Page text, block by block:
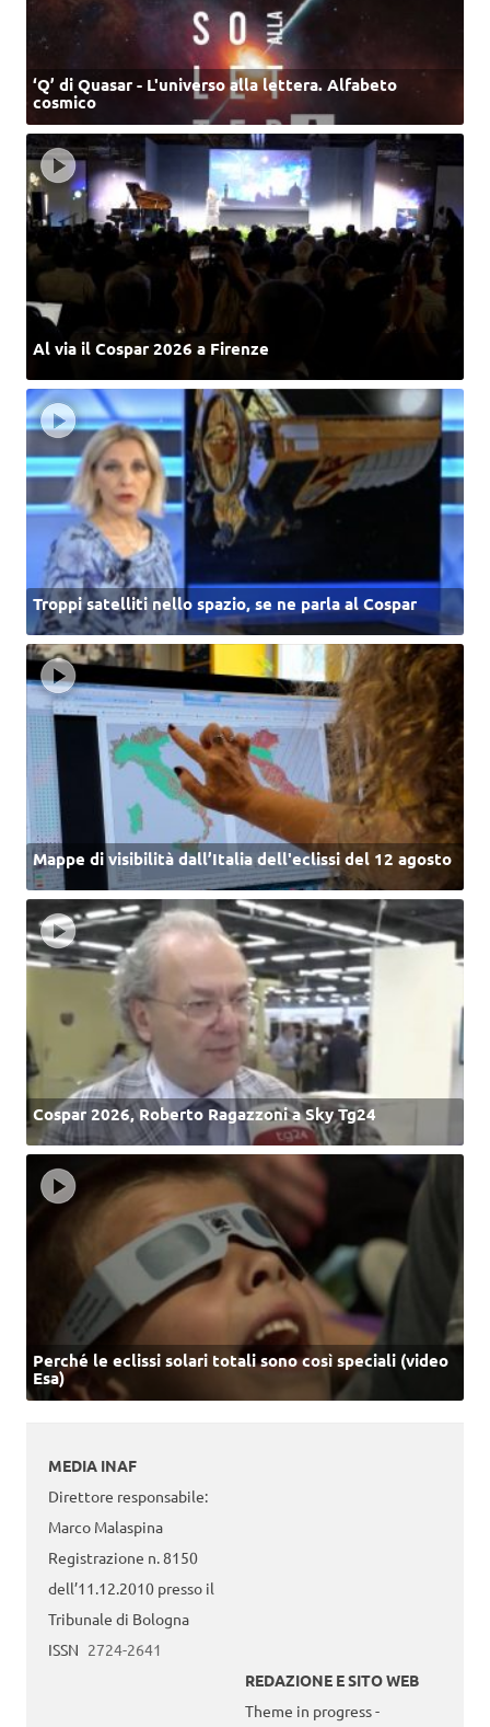
‘Q’ di Quasar - L'universo alla lettera. Alfabeto
cosmico
Al via il Cospar 2026 a Firenze
Troppi satelliti nello spazio, se ne parla al Cospar
Mappe di visibilità dall’Italia dell'eclissi del 12 agosto
Cospar 2026, Roberto Ragazzoni a Sky Tg24
Perché le eclissi solari totali sono così speciali (video
Esa)
MEDIA INAF
Direttore responsabile:
Marco Malaspina
Registrazione n. 8150
dell’11.12.2010 presso il
Tribunale di Bologna
ISSN 2724-2641
REDAZIONE E SITO WEB
Theme in progress -